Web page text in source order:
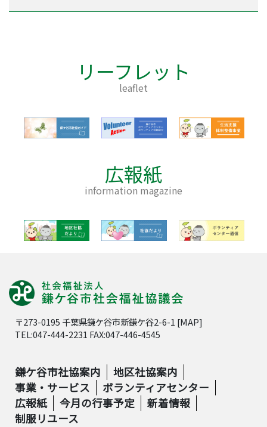
リーフレット
leaflet
広報紙
information magazine
〒273-0195 千葉県鎌ケ谷市新鎌ケ谷2-6-1 [MAP]
TEL:047-444-2231 FAX:047-446-4545
鎌ケ谷市社協案内
地区社協案内
事業・サービス
ボランティアセンター
広報紙
今月の行事予定
新着情報
制服リユース